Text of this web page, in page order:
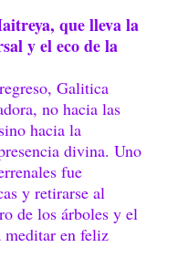
que lleva la
y el eco de la
Galitica
no hacia las
hacia la
divina. Uno
fue
y retirarse al
de los árboles y el
meditar en feliz